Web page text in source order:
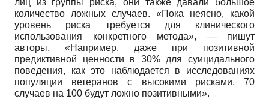
лиц из группы риска, они также давали большое
количество ложных случаев. «Пока неясно, какой
уровень риска требуется для клинического
использования конкретного метода», — пишут
авторы. «Например, даже при позитивной
предиктивной ценности в 30% для суицидального
поведения, как это наблюдается в исследованиях
популяции ветеранов с высокими рисками, 70
случаев на 100 будут ложно позитивными».